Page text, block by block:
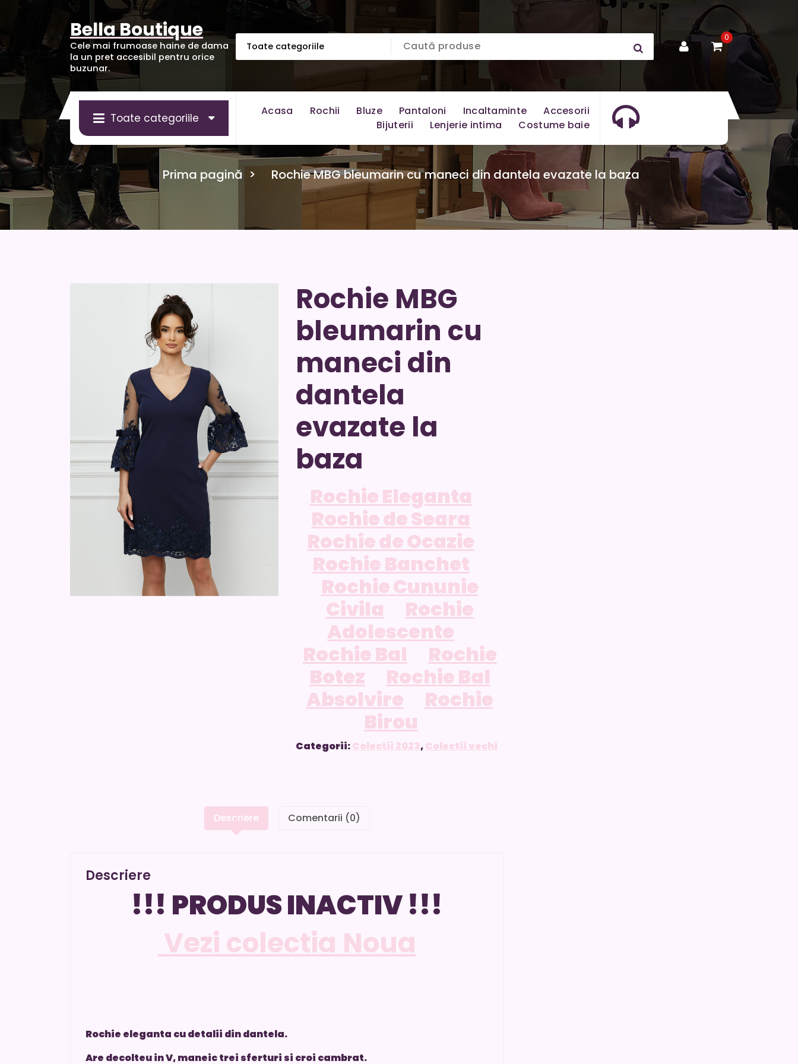
Bella Boutique
Cele mai frumoase haine de dama
la un pret accesibil pentru orice
buzunar.
0
Toate categoriile
Acasa Rochii Bluze Pantaloni Incaltaminte
Accesorii
Bijuterii
Lenjerie intima Costume baie
Prima pagină > Rochie MBG bleumarin cu maneci din dantela evazate la baza
Rochie MBG
bleumarin cu
maneci din
dantela
evazate la
baza
Rochie Eleganta
Rochie de Seara
Rochie de Ocazie
Rochie Banchet
Rochie Cununie
Civila
Rochie
Adolescente
Rochie Bal
Rochie
Botez
Rochie Bal
Absolvire
Rochie
Birou
Categorii:Colectii 2023,Colectii vechi
Descriere Comentarii (0)
Descriere
!!! PRODUS INACTIV !!!
Vezi colectia Noua
Rochie eleganta cu detalii din dantela.
Are decolteu in V, maneic trei sferturi si croi cambrat.